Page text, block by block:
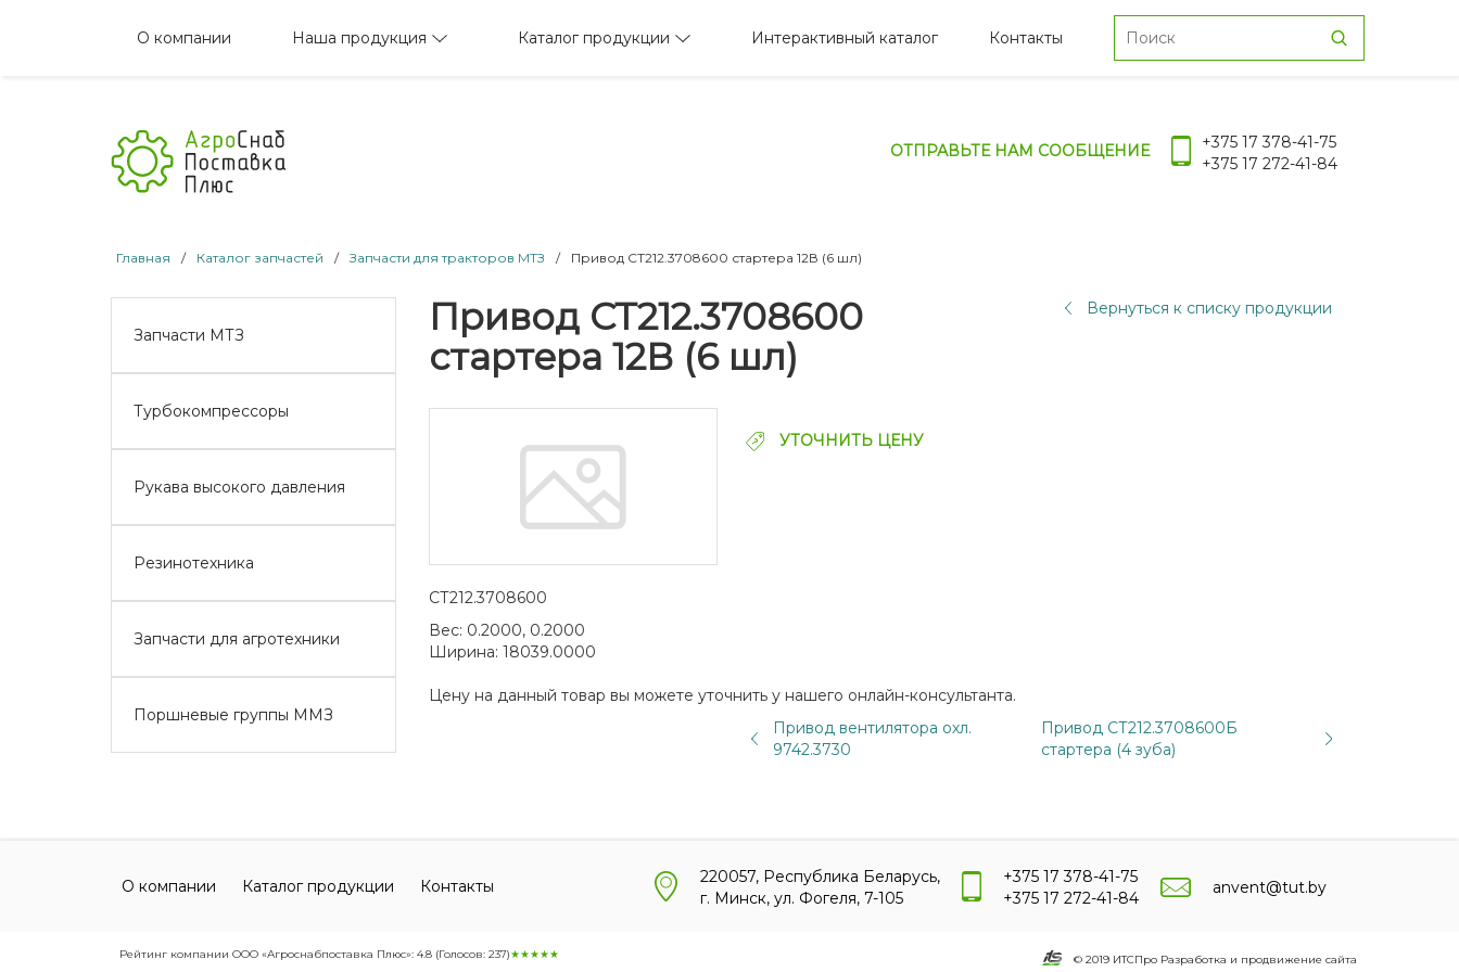
О компании Наша продукция Каталог продукции Интерактивный каталог Контакты
ОТПРАВЬТЕ НАМ СООБЩЕНИЕ
+375 17 378-41-75
+375 17 272-41-84
Главная / Каталог запчастей / Запчасти для тракторов МТЗ / Привод СТ212.3708600 стартера 12В (6 шл)
Запчасти МТЗ
Турбокомпрессоры
Рукава высокого давления
Резинотехника
Запчасти для агротехники
Поршневые группы ММЗ
Привод СТ212.3708600
стартера 12В (6 шл)
Вернуться к списку продукции
УТОЧНИТЬ ЦЕНУ
СТ212.3708600
Вес: 0.2000, 0.2000
Ширина: 18039.0000
Цену на данный товар вы можете уточнить у нашего онлайн-консультанта.
Привод вентилятора охл.
9742.3730
Привод СТ212.3708600Б
стартера (4 зуба)
О компании Каталог продукции Контакты
220057, Республика Беларусь,
г. Минск, ул. Фогеля, 7-105
+375 17 378-41-75
+375 17 272-41-84
anvent@tut.by
Рейтинг компании ООО «Агроснабпоставка Плюс»: 4.8 (Голосов: 237)★★★★★ © 2019 ИТСПро Разработка и продвижение сайта